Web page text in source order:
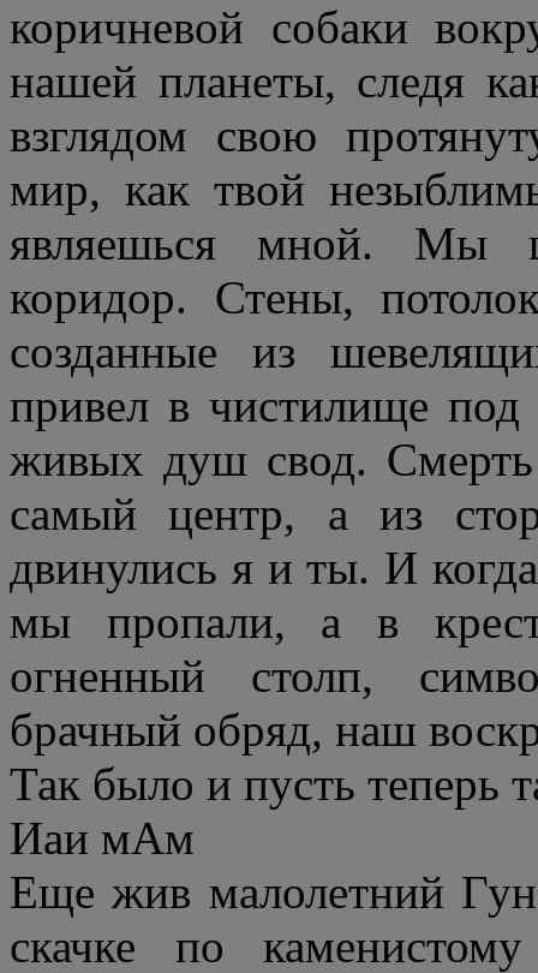
коричневой собаки
нашей планеты, следя
взглядом свою
мир, как твой
являешься мной. Мы
коридор. Стены,
созданные из
привел в чистилище
живых душ свод. Смерть
самый центр, а из
двинулись я и ты. И
мы пропали, а в
огненный столп,
брачный обряд, наш
Так было и пусть теперь
Иаи мАм
Еще жив малолетний
скачке по